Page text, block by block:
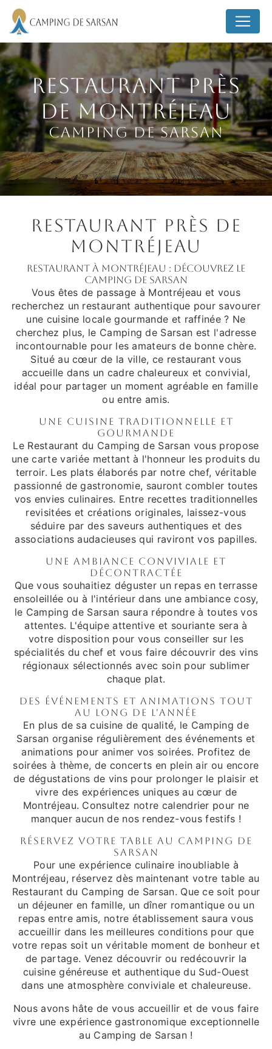
Restaurant près
de Montréjeau
Camping de Sarsan
Restaurant près de
Montréjeau
Restaurant à Montréjeau : Découvrez le
Camping de Sarsan
Vous êtes de passage à Montréjeau et vous
recherchez un restaurant authentique pour savourer
une cuisine locale gourmande et raffinée ? Ne
cherchez plus, le Camping de Sarsan est l'adresse
incontournable pour les amateurs de bonne chère.
Situé au cœur de la ville, ce restaurant vous
accueille dans un cadre chaleureux et convivial,
idéal pour partager un moment agréable en famille
ou entre amis.
Une Cuisine Traditionnelle et
Gourmande
Le Restaurant du Camping de Sarsan vous propose
une carte variée mettant à l'honneur les produits du
terroir. Les plats élaborés par notre chef, véritable
passionné de gastronomie, sauront combler toutes
vos envies culinaires. Entre recettes traditionnelles
revisitées et créations originales, laissez-vous
séduire par des saveurs authentiques et des
associations audacieuses qui raviront vos papilles.
Une Ambiance Conviviale et
Décontractée
Que vous souhaitiez déguster un repas en terrasse
ensoleillée ou à l'intérieur dans une ambiance cosy,
le Camping de Sarsan saura répondre à toutes vos
attentes. L'équipe attentive et souriante sera à
votre disposition pour vous conseiller sur les
spécialités du chef et vous faire découvrir des vins
régionaux sélectionnés avec soin pour sublimer
chaque plat.
Des Événements et Animations Tout
au Long de l'Année
En plus de sa cuisine de qualité, le Camping de
Sarsan organise régulièrement des événements et
animations pour animer vos soirées. Profitez de
soirées à thème, de concerts en plein air ou encore
de dégustations de vins pour prolonger le plaisir et
vivre des expériences uniques au cœur de
Montréjeau. Consultez notre calendrier pour ne
manquer aucun de nos rendez-vous festifs !
Réservez Votre Table au Camping de
Sarsan
Pour une expérience culinaire inoubliable à
Montréjeau, réservez dès maintenant votre table au
Restaurant du Camping de Sarsan. Que ce soit pour
un déjeuner en famille, un dîner romantique ou un
repas entre amis, notre établissement saura vous
accueillir dans les meilleures conditions pour que
votre repas soit un véritable moment de bonheur et
de partage. Venez découvrir ou redécouvrir la
cuisine généreuse et authentique du Sud-Ouest
dans une atmosphère conviviale et chaleureuse.
Nous avons hâte de vous accueillir et de vous faire
vivre une expérience gastronomique exceptionnelle
au Camping de Sarsan !
Panneau de gestion des cookies